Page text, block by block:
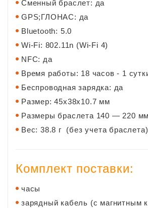
Сменный браслет: да
GPS;ГЛОНАС: да
Bluetooth: 5.0
Wi-Fi: 802.11n (Wi-Fi 4)
NFC: да
Время работы: 18 часов - 1
Беспроводная зарядка: да
Размер: 45х38х10.7 мм
Размеры браслета 140 — 220 мм
Вес: 38.8 г (без учета браслета)
Комплект поставки:
часы
зарядный кабель (с магнитным